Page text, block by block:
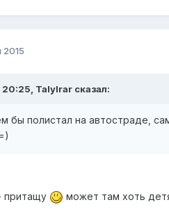
2015
Talylrar сказал:
бы полистал на автостраде,
притащу может там хоть